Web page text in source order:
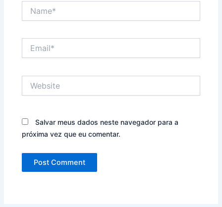
Salvar meus dados neste navegador para a
próxima vez que eu comentar.